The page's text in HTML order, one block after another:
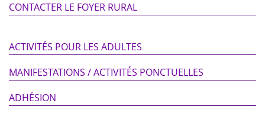
CONTACTER LE FOYER RURAL
ACTIVITÉS POUR LES ADULTES
MANIFESTATIONS / ACTIVITÉS PONCTUELLES
ADHÉSION